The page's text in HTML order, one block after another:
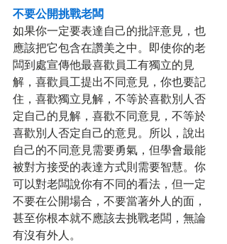
不要公開挑戰老闆
如果你一定要表達自己的批評意見，也
應該把它包含在讚美之中。即使你的老
闆到處宣傳他最喜歡員工有獨立的見
解，喜歡員工提出不同意見，你也要記
住，喜歡獨立見解，不等於喜歡別人否
定自己的見解，喜歡不同意見，不等於
喜歡別人否定自己的意見。所以，說出
自己的不同意見需要勇氣，但學會最能
被對方接受的表達方式則需要智慧。你
可以對老闆說你有不同的看法，但一定
不要在公開場合，不要當著外人的面，
甚至你根本就不應該去挑戰老闆，無論
有沒有外人。